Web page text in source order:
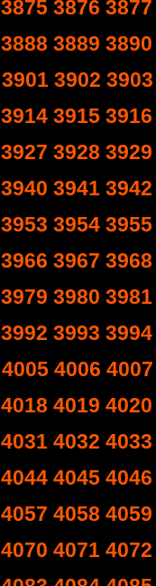
3875 3876 3877
3888 3889 3890
3901 3902 3903
3914 3915 3916
3927 3928 3929
3940 3941 3942
3953 3954 3955
3966 3967 3968
3979 3980 3981
3992 3993 3994
4005 4006 4007
4018 4019 4020
4031 4032 4033
4044 4045 4046
4057 4058 4059
4070 4071 4072